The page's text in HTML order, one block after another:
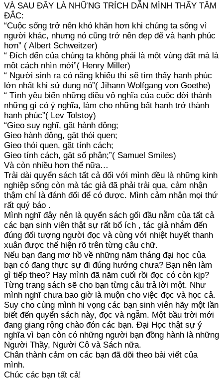
VÀ SAU ĐÂY LÀ NHỮNG TRÍCH DẪN MÌNH THẤY TÂM
ĐẮC:
“Cuộc sống trở nên khó khăn hơn khi chúng ta sống vì
người khác, nhưng nó cũng trở nên đẹp đẽ và hạnh phúc
hơn” ( Albert Schweitzer)
“ Đích đến của chúng ta không phải là một vùng đất mà là
một cách nhìn mới”( Henry Miller)
“ Người sinh ra có năng khiếu thì sẽ tìm thấy hạnh phúc
lớn nhất khi sử dụng nó”( Jihann Wolfgang von Goethe)
“ Tình yêu biến những điều vô nghĩa của cuộc đời thành
những gì có ý nghĩa, làm cho những bất hạnh trở thành
hạnh phúc”( Lev Tolstoy)
“Gieo suy nghĩ, gặt hành động;
Gieo hành động, gặt thói quen;
Gieo thói quen, gặt tính cách;
Gieo tính cách, gặt số phận;”( Samuel Smiles)
Và còn nhiều hơn thế nữa…
Trải dài quyển sách tất cả đối với mình đều là những kinh
nghiệp sống còn mà tác giả đã phải trải qua, cảm nhận
thậm chí là đánh đổi để có được. Mình cảm nhận mọi thứ
rất quý báo .
Mình nghĩ đây nên là quyển sách gối đầu nằm của tất cả
các bạn sinh viên thật sự rất bổ ích , tác giả nhắm đến
đúng đối tượng người đọc và cùng với nhiệt huyết thanh
xuân được thể hiện rõ trên từng câu chữ.
Nếu bạn đang mơ hồ về những năm tháng đại học của
bạn có đang thực sự đi đúng hướng chưa? Bạn nên làm
gì tiếp theo? Hay mình đã năm cuối rồi đọc có còn kịp?
Từng trang sách sẽ cho bạn từng câu trả lời một. Như
mình nghĩ chưa bao giờ là muộn cho việc đọc và học cả.
Suy cho cùng mình hi vọng các bạn sinh viên hãy một lần
biết đến quyển sách này, đọc và ngẫm. Một bầu trời mới
đang giang rộng chào đón các bạn. Đại Học thật sự ý
nghĩa vì bạn còn có những người bạn đồng hành là những
Người Thầy, Người Cô và Sách nữa.
Chân thành cảm ơn các bạn đã dõi theo bài viết của
mình.
Chúc các bạn tất cả!